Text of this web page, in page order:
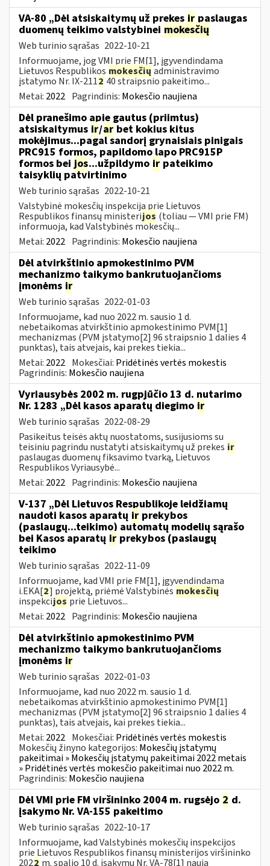
VA-80 „Dėl atsiskaitymų už prekes ir paslaugas
duomenų teikimo valstybinei mokesčių
Web turinio sąrašas 2022-10-21
Informuojame, jog VMI prie FM[1], įgyvendindama
Lietuvos Respublikos mokesčių administravimo
įstatymo Nr. IX-2112 40 straipsnio pakeitimo...
Metai: 2022 Pagrindinis: Mokesčio naujiena
Dėl pranešimo apie gautus (priimtus)
atsiskaitymus ir/ar bet kokius kitus
mokėjimus...pagal sandorį grynaisiais pinigais
PRC915 formos, papildomo lapo PRC915P
formos bei jos...užpildymo ir pateikimo
taisyklių patvirtinimo
Web turinio sąrašas 2022-10-21
Valstybinė mokesčių inspekcija prie Lietuvos
Respublikos finansų ministerijos (toliau ― VMI prie FM)
informuoja, kad Valstybinės mokesčių...
Metai: 2022 Pagrindinis: Mokesčio naujiena
Dėl atvirkštinio apmokestinimo PVM
mechanizmo taikymo bankrutuojančioms
įmonėms ir
Web turinio sąrašas 2022-01-03
Informuojame, kad nuo 2022 m. sausio 1 d.
nebetaikomas atvirkštinio apmokestinimo PVM[1]
mechanizmas (PVM įstatymo[2] 96 straipsnio 1 dalies 4
punktas), tais atvejais, kai prekes tiekia...
Metai: 2022 Mokesčiai: Pridėtinės vertės mokestis
Pagrindinis: Mokesčio naujiena
Vyriausybės 2002 m. rugpjūčio 13 d. nutarimo
Nr. 1283 „Dėl kasos aparatų diegimo ir
Web turinio sąrašas 2022-08-29
Pasikeitus teisės aktų nuostatoms, susijusioms su
teisiniu pagrindu nustatyti atsiskaitymų už prekes ir
paslaugas duomenų fiksavimo tvarką, Lietuvos
Respublikos Vyriausybė...
Metai: 2022 Pagrindinis: Mokesčio naujiena
V-137 „Dėl Lietuvos Respublikoje leidžiamų
naudoti kasos aparatų ir prekybos
(paslaugų...teikimo) automatų modelių sąrašo
bei Kasos aparatų ir prekybos (paslaugų
teikimo
Web turinio sąrašas 2022-11-09
Informuojame, kad VMI prie FM[1], įgyvendindama
i.EKA[2] projektą, priėmė Valstybinės mokesčių
inspekcijos prie Lietuvos...
Metai: 2022 Pagrindinis: Mokesčio naujiena
Dėl atvirkštinio apmokestinimo PVM
mechanizmo taikymo bankrutuojančioms
įmonėms ir
Web turinio sąrašas 2022-01-03
Informuojame, kad nuo 2022 m. sausio 1 d.
nebetaikomas atvirkštinio apmokestinimo PVM[1]
mechanizmas (PVM įstatymo[2] 96 straipsnio 1 dalies 4
punktas), tais atvejais, kai prekes tiekia...
Metai: 2022 Mokesčiai: Pridėtinės vertės mokestis
Mokesčių žinyno kategorijos: Mokesčių įstatymų
pakeitimai » Mokesčių įstatymų pakeitimai 2022 metais
» Pridėtinės vertės mokesčio pakeitimai nuo 2022 m.
Pagrindinis: Mokesčio naujiena
Dėl VMI prie FM viršininko 2004 m. rugsėjo 2 d.
įsakymo Nr. VA-155 pakeitimo
Web turinio sąrašas 2022-10-17
Informuojame, kad Valstybinės mokesčių inspekcijos
prie Lietuvos Respublikos finansų ministerijos viršininko
2022 m. spalio 10 d. įsakymu Nr. VA-78[1] nauja